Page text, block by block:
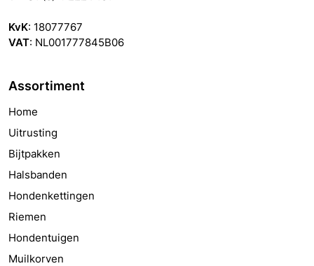
KvK: 18077767
VAT: NL001777845B06
Assortiment
Home
Uitrusting
Bijtpakken
Halsbanden
Hondenkettingen
Riemen
Hondentuigen
Muilkorven